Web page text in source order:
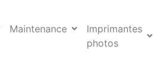
Maintenance
Imprimantes
photos